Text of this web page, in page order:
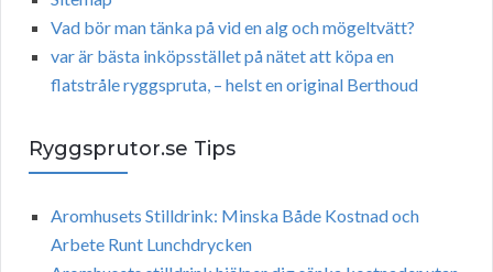
Vad bör man tänka på vid en alg och mögeltvätt?
var är bästa inköpsstället på nätet att köpa en
flatstråle ryggspruta, – helst en original Berthoud
Ryggsprutor.se Tips
Aromhusets Stilldrink: Minska Både Kostnad och
Arbete Runt Lunchdrycken